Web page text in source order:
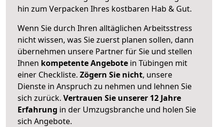
hin zum Verpacken Ihres kostbaren Hab & Gut.
Wenn Sie durch Ihren alltäglichen Arbeitsstress
nicht wissen, was Sie zuerst planen sollen, dann
übernehmen unsere Partner für Sie und stellen
Ihnen kompetente Angebote in Tübingen mit
einer Checkliste. Zögern Sie nicht, unsere
Dienste in Anspruch zu nehmen und lehnen Sie
sich zurück. Vertrauen Sie unserer 12 Jahre
Erfahrung in der Umzugsbranche und holen Sie
sich Angebote.